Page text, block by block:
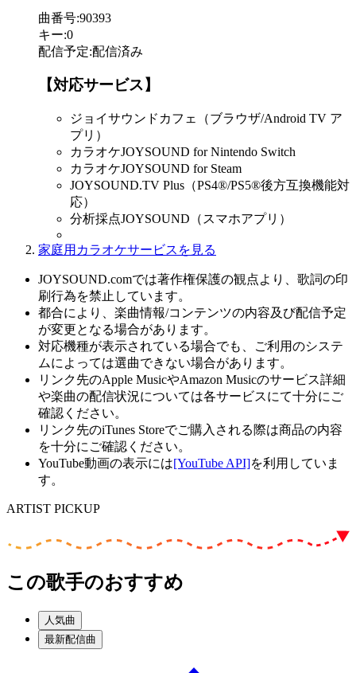
曲番号:90393
キー:0
配信予定:配信済み
【対応サービス】
ジョイサウンドカフェ（ブラウザ/Android TV ア
プリ）
カラオケJOYSOUND for Nintendo Switch
カラオケJOYSOUND for Steam
JOYSOUND.TV Plus（PS4®/PS5®後方互換機能対
応）
分析採点JOYSOUND（スマホアプリ）
家庭用カラオケサービスを見る
JOYSOUND.comでは著作権保護の観点より、歌詞の印
刷行為を禁止しています。
都合により、楽曲情報/コンテンツの内容及び配信予定
が変更となる場合があります。
対応機種が表示されている場合でも、ご利用のシステ
ムによっては選曲できない場合があります。
リンク先のApple MusicやAmazon Musicのサービス詳細
や楽曲の配信状況については各サービスにて十分にご
確認ください。
リンク先のiTunes Storeでご購入される際は商品の内容
を十分にご確認ください。
YouTube動画の表示には[YouTube API]を利用していま
す。
ARTIST PICKUP
この歌手のおすすめ
人気曲
最新配信曲